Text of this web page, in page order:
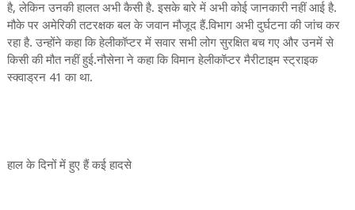
है, लेकिन उनकी हालत अभी कैसी है. इसके बारे में अभी कोई जानकारी नहीं आई है.
मौके पर अमेरिकी तटरक्षक बल के जवान मौजूद हैं.विभाग अभी दुर्घटना की जांच कर
रहा है. उन्होंने कहा कि हेलीकॉप्टर में सवार सभी लोग सुरक्षित बच गए और उनमें से
किसी की मौत नहीं हुई.नौसेना ने कहा कि विमान हेलीकॉप्टर मैरीटाइम स्ट्राइक
स्क्वाड्रन 41 का था.
हाल के दिनों में हुए हैं कई हादसे